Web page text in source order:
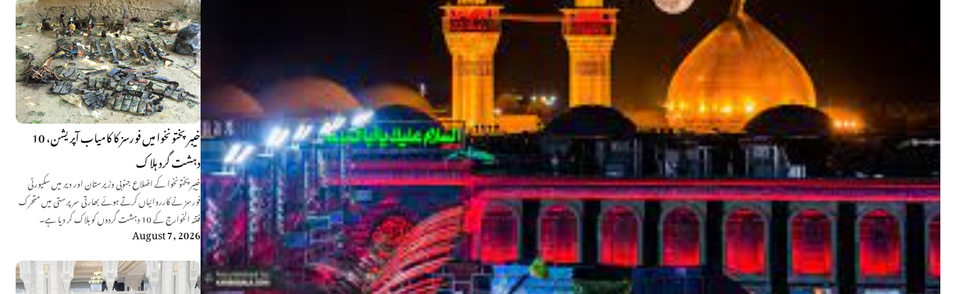
خیبرپختونخوا میں فورسز کا کامیاب آپریشن، 10
دہشت گرد ہلاک
خیبرپختونخوا کے اضلاع جنوبی وزیرستان اور دیر میں سکیورٹی
فورسز نے کارروائیاں کرتے ہوئے بھارتی سرپرستی میں متحرک
فتنہ الخوارج کے 10 دہشت گردوں کو ہلاک کر دیا ہے۔
August 7, 2026